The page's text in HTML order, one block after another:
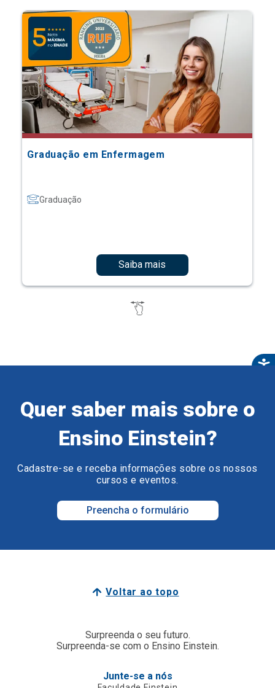
Graduação em Enfermagem
Graduação
Saiba mais
Quer saber mais sobre o
Ensino Einstein?
Cadastre-se e receba informações sobre os nossos
cursos e eventos.
Preencha o formulário
Voltar ao topo
Surpreenda o seu futuro.
Surpreenda-se com o Ensino Einstein.
Junte-se a nós